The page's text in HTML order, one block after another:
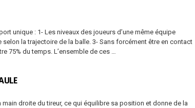
unique : 1- Les niveaux des joueurs d’une même équipe
selon la trajectoire de la balle. 3- Sans forcément être en contact
75% du temps. L’ensemble de ces …
droite du tireur, ce qui équilibre sa position et donne de la